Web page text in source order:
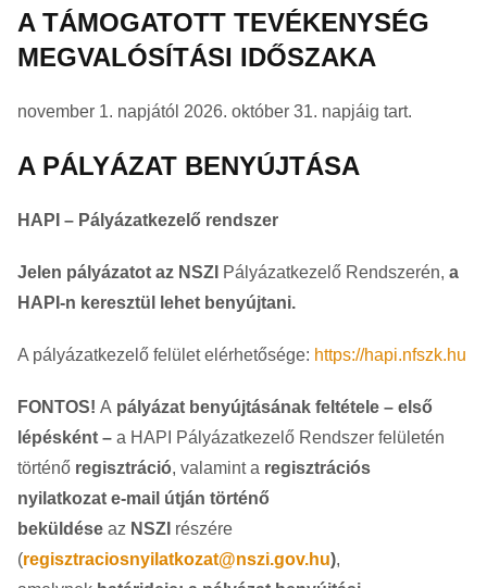
A TÁMOGATOTT TEVÉKENYSÉG
MEGVALÓSÍTÁSI IDŐSZAKA
november 1. napjától 2026. október 31. napjáig tart.
A PÁLYÁZAT BENYÚJTÁSA
HAPI – Pályázatkezelő rendszer
Jelen pályázatot az NSZI Pályázatkezelő Rendszerén, a
HAPI-n keresztül lehet benyújtani.
A pályázatkezelő felület elérhetősége: https://hapi.nfszk.hu
FONTOS! A pályázat benyújtásának feltétele – első
lépésként – a HAPI Pályázatkezelő Rendszer felületén
történő regisztráció, valamint a regisztrációs
nyilatkozat e-mail útján történő
beküldése az NSZI részére
(regisztraciosnyilatkozat@nszi.gov.hu),